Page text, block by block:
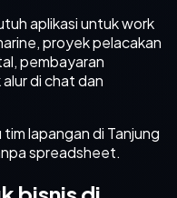
aplikasi untuk work
proyek pelacakan
pembayaran
di chat dan
lapangan di Tanjung
spreadsheet.